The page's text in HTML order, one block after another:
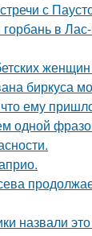
с
в
биркуса
ему
одной
назвали